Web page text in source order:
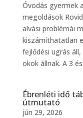
Óvodás gyermek
megoldások
alvási problémái
kiszámíthatatlan
fejlődési ugrás
okok állnak. A 3
Ébrenléti idő
útmutató
jún 29, 2026